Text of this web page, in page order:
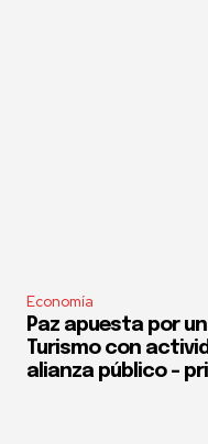
Economía
Paz apuesta por
Turismo con
alianza público –